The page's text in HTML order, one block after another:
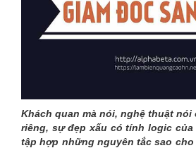
Khách quan mà nói, nghệ thuật
riêng, sự đẹp xấu có tính logic của
tập hợp những nguyên tắc sao